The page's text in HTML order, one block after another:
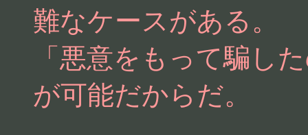
難なケースがある。
「悪意をもって騙し
が可能だからだ。